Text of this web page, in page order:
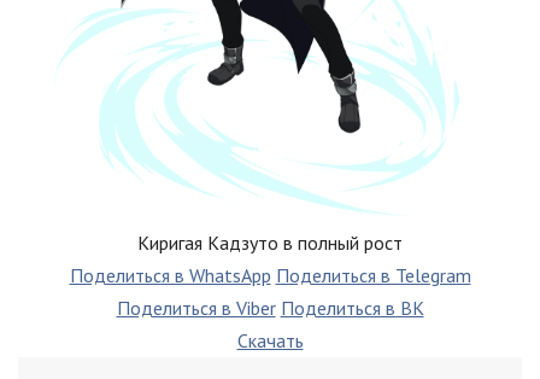
Киригая Кадзуто в полный рост
Поделиться в WhatsApp Поделиться в Telegram
Поделиться в Viber Поделиться в ВК
Скачать